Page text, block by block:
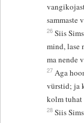
sammaste
26 Siis
mind, lase
ma nende
27 Aga
vürstid; ja
kolm tuhat
28 Siis